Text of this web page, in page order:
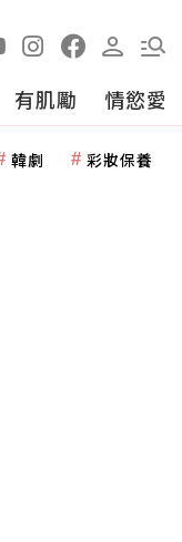
有肌勵 情慾愛
韓劇 彩妝保養